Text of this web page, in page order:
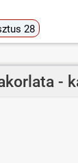
28
-